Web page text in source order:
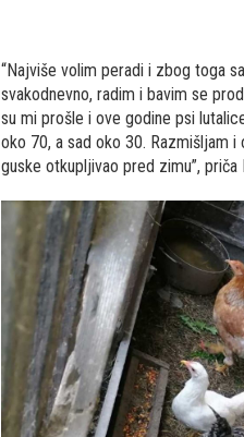
“Najviše volim peradi i zbog toga
svakodnevno, radim i bavim se
su mi prošle i ove godine psi
oko 70, a sad oko 30. Razmišljam
guske otkupljivao pred zimu”, priča